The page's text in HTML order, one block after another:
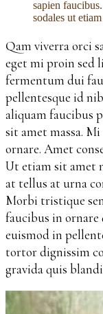
sapien
sodales ut
Qam viverra orci
eget mi proin sed
fermentum dui
pellentesque id
aliquam faucibus
sit amet massa.
ornare. Amet
Ut etiam sit amet
at tellus at urna
Morbi tristique
faucibus in
euismod in
tortor dignissim
gravida quis